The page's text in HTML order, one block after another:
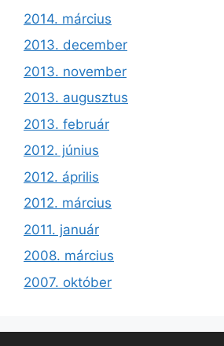
2014. március
2013. december
2013. november
2013. augusztus
2013. február
2012. június
2012. április
2012. március
2011. január
2008. március
2007. október